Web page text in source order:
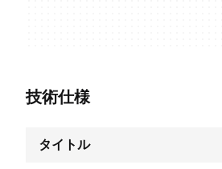
技術仕様
タイトル